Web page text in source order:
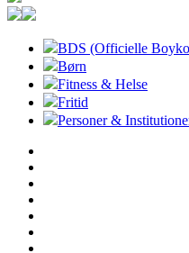
BDS (Officielle
Børn
Fitness & Helse
Fritid
Personer &